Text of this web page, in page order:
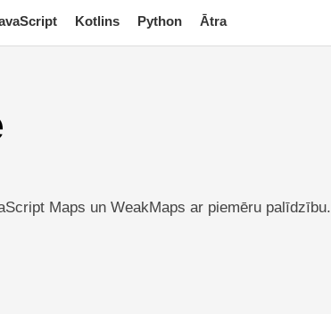
Kotlins Python Ātra
Maps un WeakMaps ar piemēru palīdzību.